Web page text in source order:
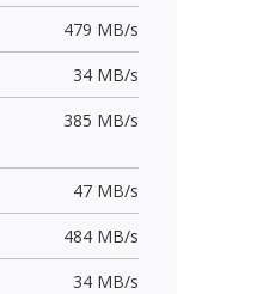
479 MB/s
34 MB/s
385 MB/s
47 MB/s
484 MB/s
34 MB/s